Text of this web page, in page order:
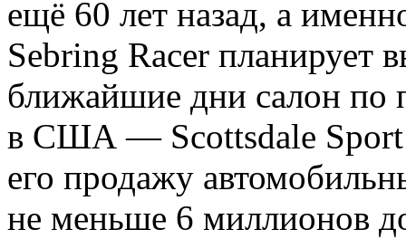
ещё 60 лет назад, а
Sebring Racer планирует
ближайшие дни салон по
в США — Scottsdale Sport
его продажу
не меньше 6 миллионов